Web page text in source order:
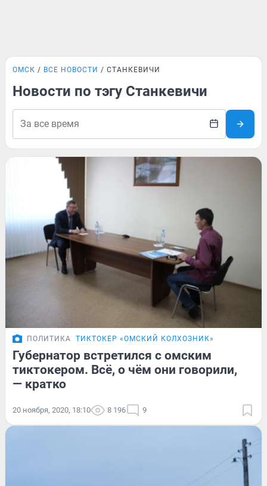
ОМСК ВСЕ НОВОСТИ СТАНКЕВИЧИ
Новости по тэгу Станкевичи
ПОЛИТИКА ТИКТОКЕР «ОМСКИЙ КОЛХОЗНИК»
Губернатор встретился с омским
тиктокером. Всё, о чём они говорили,
— кратко
20 ноября, 2020, 18:10 8 196 9